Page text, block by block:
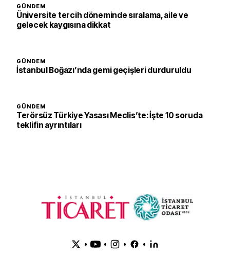
GÜNDEM
Üniversite tercih döneminde sıralama, aile ve
gelecek kaygısına dikkat
GÜNDEM
İstanbul Boğazı’nda gemi geçişleri durduruldu
GÜNDEM
Terörsüz Türkiye Yasası Meclis’te: İşte 10 soruda
teklifin ayrıntıları
• • • •